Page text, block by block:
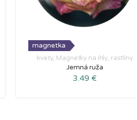
magnetka
kvety, Magnetky na ihly, rastliny
Jemná ruža
3.49 €